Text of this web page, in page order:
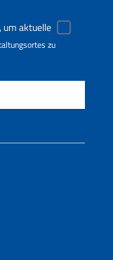
um aktuelle
zu